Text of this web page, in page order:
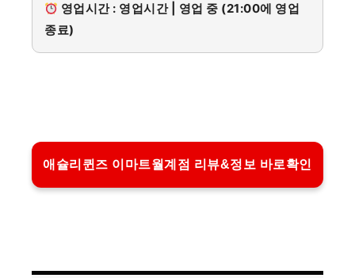
영업시간 : 영업시간 | 영업 중 (21:00에 영업
종료)
애슐리퀸즈 이마트월계점 리뷰&정보 바로확인